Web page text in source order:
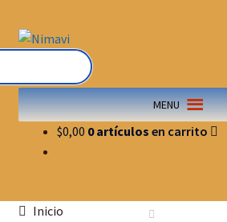
Saltar
Ir
MENU
$0,00 0 artículos
Inicio